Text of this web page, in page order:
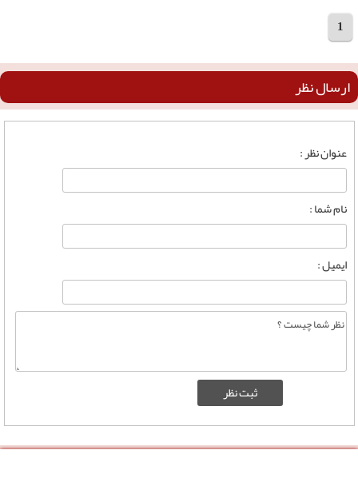
1
ارسال نظر
عنوان نظر :
نام شما :
ایمیل :